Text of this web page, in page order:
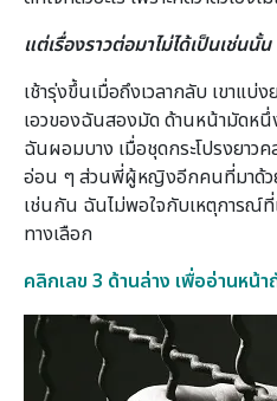
แต่เรื่องราวต่อมาไม่ได้เป็นเช่นนั้น
เช้ารุ่งขึ้นเมื่อถึงเวลากลับ เขาแบ่
เอวของฉันสองมัด ด้านหน้ามัดห
ฉันผอมบาง เมื่อชุดกระโปรงยา
อ่อน ๆ ส่วนพี่ผู้หญิงอีกคนที่มาด้ว
เช่นกัน ฉันไม่พอใจกับเหตุการณ์ที่
ทางเลือก
คลิกเลข 3 ด้านล่าง เพื่ออ่านหน้า